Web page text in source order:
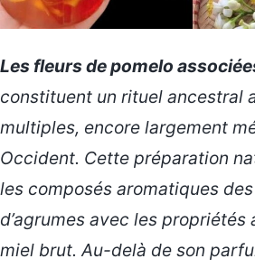
Les fleurs de pomelo
constituent un rituel ancestral
multiples, encore largement
Occident. Cette préparation
les composés aromatiques
d’agrumes avec les propriétés
miel brut. Au-delà de son